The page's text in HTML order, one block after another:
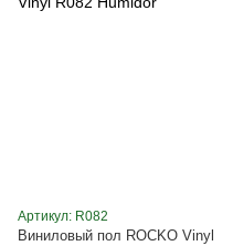
Артикул: R082
Виниловый пол ROCKO Vinyl